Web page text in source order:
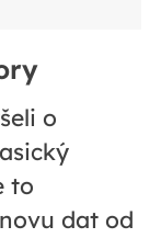
o
to
dat od